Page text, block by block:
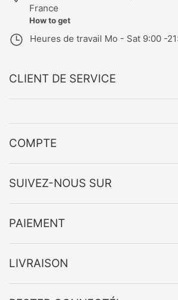
France
How to get
Heures de travail Mo - Sat 9:00 -
CLIENT DE SERVICE
COMPTE
SUIVEZ-NOUS SUR
PAIEMENT
LIVRAISON